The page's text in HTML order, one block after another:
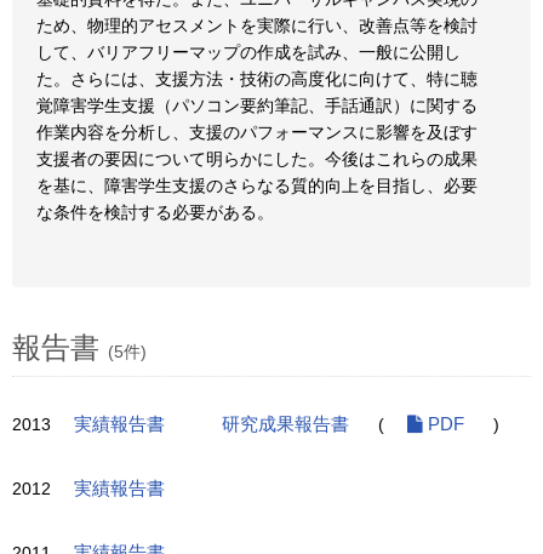
ため、物理的アセスメントを実際に行い、改善点等を検討
して、バリアフリーマップの作成を試み、一般に公開し
た。さらには、支援方法・技術の高度化に向けて、特に聴
覚障害学生支援（パソコン要約筆記、手話通訳）に関する
作業内容を分析し、支援のパフォーマンスに影響を及ぼす
支援者の要因について明らかにした。今後はこれらの成果
を基に、障害学生支援のさらなる質的向上を目指し、必要
な条件を検討する必要がある。
報告書 (5件)
2013 実績報告書 研究成果報告書 ( PDF )
2012 実績報告書